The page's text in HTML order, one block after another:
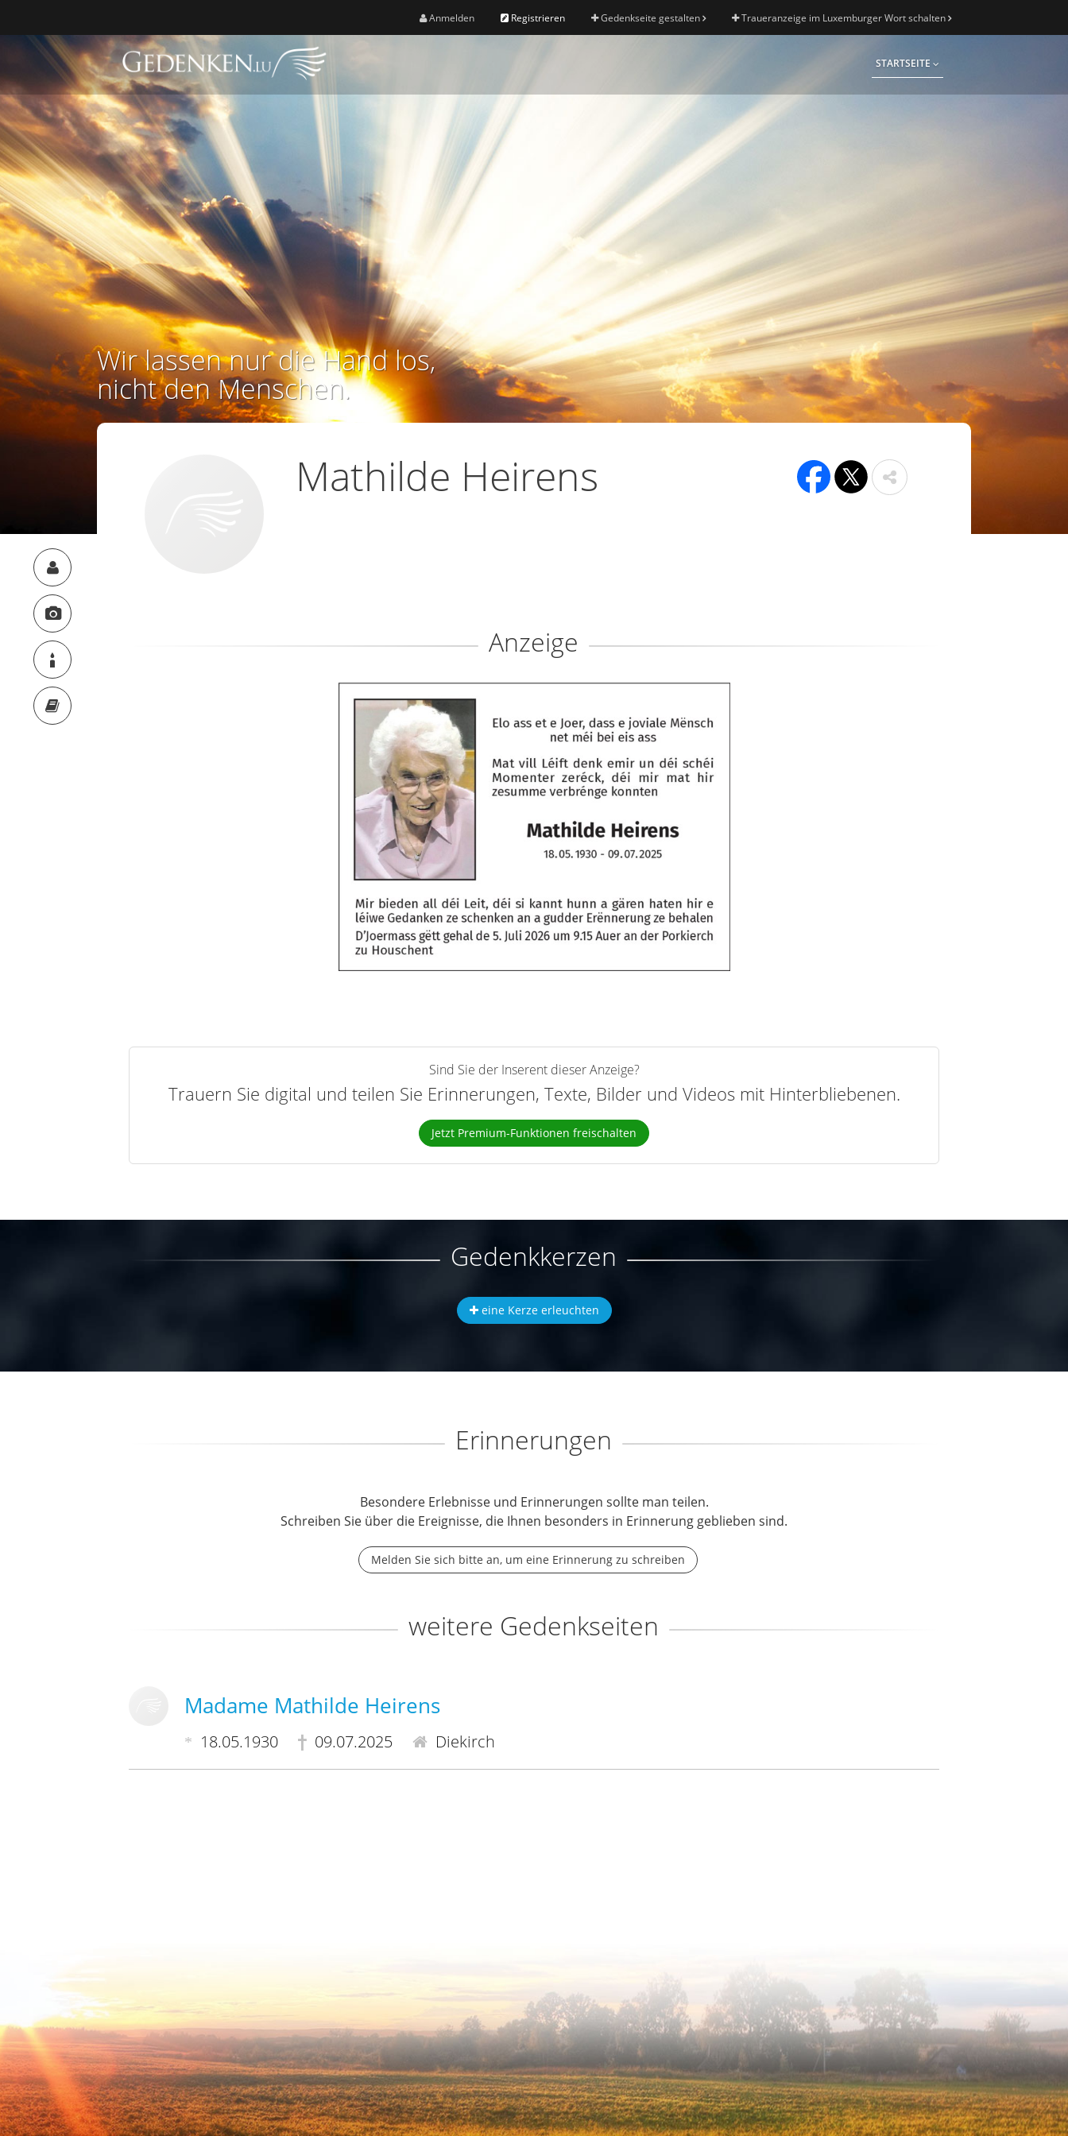
Anmelden Registrieren Gedenkseite gestalten Traueranzeige im Luxemburger Wort schalten
STARTSEITE
Wir lassen nur die Hand los,
nicht den Menschen.
Mathilde Heirens
Anzeige
Sind Sie der Inserent dieser Anzeige?
Trauern Sie digital und teilen Sie Erinnerungen, Texte, Bilder und Videos mit Hinterbliebenen.
Jetzt Premium-Funktionen freischalten
Gedenkkerzen
eine Kerze erleuchten
Erinnerungen
Besondere Erlebnisse und Erinnerungen sollte man teilen.
Schreiben Sie über die Ereignisse, die Ihnen besonders in Erinnerung geblieben sind.
Melden Sie sich bitte an, um eine Erinnerung zu schreiben
weitere Gedenkseiten
Madame Mathilde Heirens
18.05.1930 09.07.2025 Diekirch